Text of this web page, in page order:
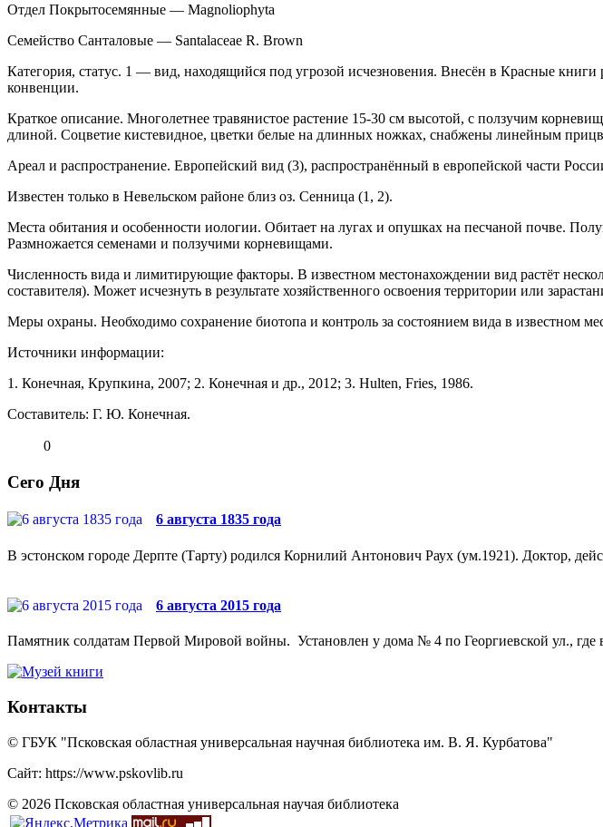
Отдел Покрытосемянные — Magnoliophyta
Семейство Санталовые — Santalaceae R. Brown
Категория, статус. 1 — вид, находящийся под угрозой исчезновения. Внесён в Красные
конвенции.
Краткое описание. Многолетнее травянистое растение 15-30 см высотой, с ползучим
длиной. Соцветие кистевидное, цветки белые на длинных ножках, снабжены линей­ным
Ареал и распространение. Европейский вид (3), распространённый в европейской части
Известен только в Невельском районе близ оз. Сенница (1, 2).
Места обитания и особенности иологии. Оби­тает на лугах и опушках на песчаной почве.
Размножается семенами и ползучими корне­вищами.
Численность вида и лимитирующие фак­торы. В известном местонахождении вид растёт
составителя). Может ис­чезнуть в результате хозяйственного освоения терри­тории или
Меры охраны. Необходимо сохранение биото­па и контроль за состоянием вида в известном
Источники информации:
1. Конечная, Крупкина, 2007; 2. Конечная и др., 2012; 3. Hulten, Fries, 1986.
Составитель: Г. Ю. Конечная.
0
Сего Дня
6 августа 1835 года
В эстонском городе Дерпте (Тарту) родился Корнилий Антонович Раух (ум.1921). Доктор,
6 августа 2015 года
Памятник солдатам Первой Мировой войны. Установлен у дома № 4 по Георгиевской ул., где
Контакты
© ГБУК "Псковская областная универсальная научная библиотека им. В. Я. Курбатова"
Сайт: https://www.pskovlib.ru
© 2026 Псковская областная универсальная научая библиотека